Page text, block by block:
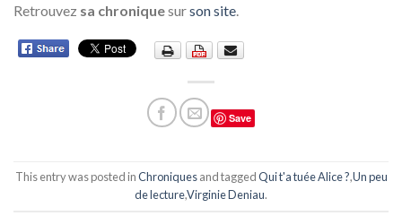
Retrouvez sa chroniquesurson site
Save
This entry was posted inChroniquesand taggedQui t'a tuée Alice ?,Un peu
de lecture,Virginie Deniau.